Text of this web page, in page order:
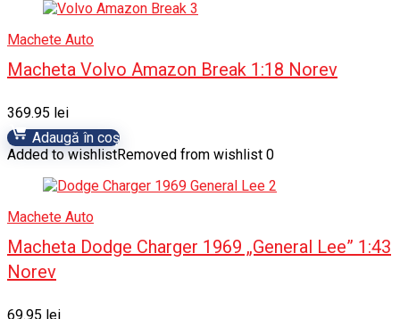
Machete Auto
Macheta Volvo Amazon Break 1:18 Norev
369.95 lei
Adaugă în coș
Added to wishlistRemoved from wishlist 0
Machete Auto
Macheta Dodge Charger 1969 „General Lee” 1:43
Norev
69.95 lei